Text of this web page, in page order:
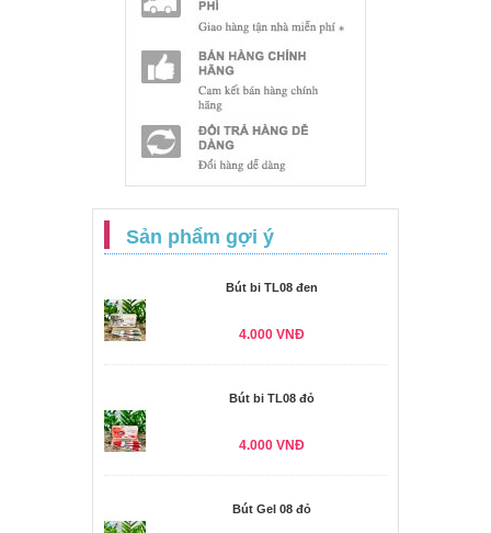
Sản phẩm gợi ý
Bút bi TL08 đen
4.000 VNĐ
Bút bi TL08 đỏ
4.000 VNĐ
Bút Gel 08 đỏ